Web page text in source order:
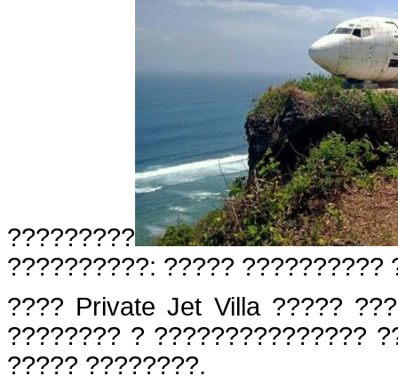
?????????
??????????: ????? ??????????
???? Private Jet Villa ?????
???????? ? ???????????????
????? ????????.